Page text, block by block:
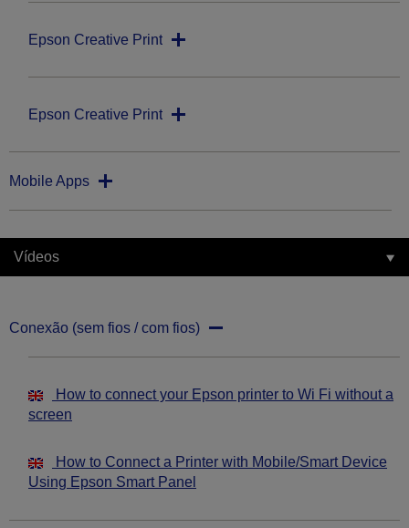
Epson Creative Print
Epson Creative Print
Mobile Apps
Vídeos
Conexão (sem fios / com fios)
How to connect your Epson printer to Wi Fi without a
screen
How to Connect a Printer with Mobile/Smart Device
Using Epson Smart Panel